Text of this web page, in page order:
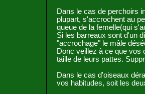
Dans le cas de perchoirs
plupart, s'accrochent au
queue de la femelle(qui
Si les barreaux sont d'un
"accrochage" le mâle
Donc veillez à ce que vos
taille de leurs pattes.
Dans le cas d'oiseaux
vos habitudes, soit les